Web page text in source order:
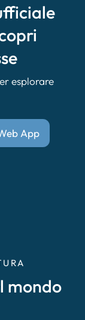
esplorare
App
mondo